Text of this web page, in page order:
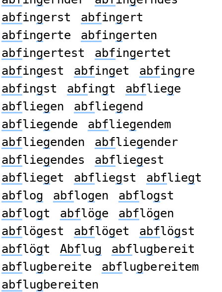
abfingerst abfingert
abfingerte abfingerten
abfingertest abfingertet
abfingest abfinget abfingre
abfingst abfingt abfliege
abfliegen abfliegend
abfliegende abfliegendem
abfliegenden abfliegender
abfliegendes abfliegest
abflieget abfliegst abfliegt
abflog abflogen abflogst
abflogt abflöge abflögen
abflögest abflöget abflögst
abflögt Abflug abflugbereit
abflugbereite abflugbereitem
abflugbereiten